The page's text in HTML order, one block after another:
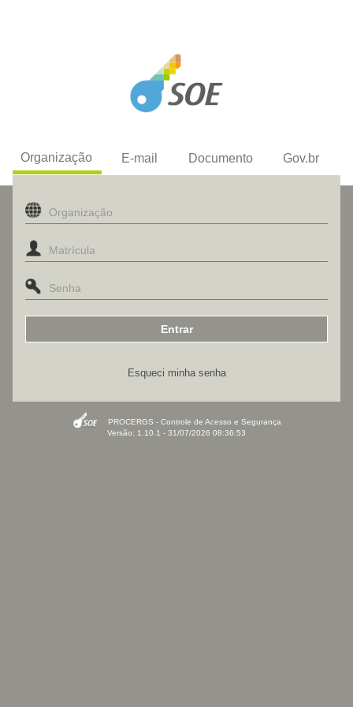
Organização E-mail Documento Gov.br
Esqueci minha senha
PROCERGS - Controle de Acesso e Segurança
Versão: 1.10.1 - 31/07/2026 08:36:53